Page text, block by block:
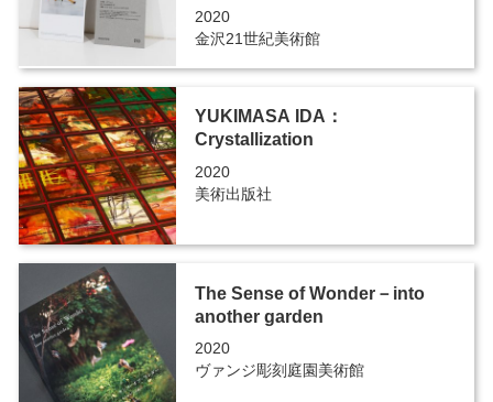
2020
金沢21世紀美術館
YUKIMASA IDA：
Crystallization
2020
美術出版社
The Sense of Wonder－into
another garden
2020
ヴァンジ彫刻庭園美術館